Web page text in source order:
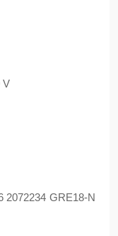
V
GRE18-N